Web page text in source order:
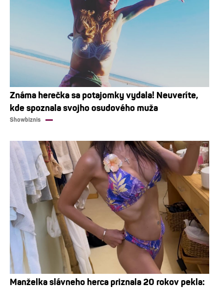
Známa herečka sa potajomky vydala! Neuveríte,
kde spoznala svojho osudového muža
Showbiznis
Manželka slávneho herca priznala 20 rokov pekla: